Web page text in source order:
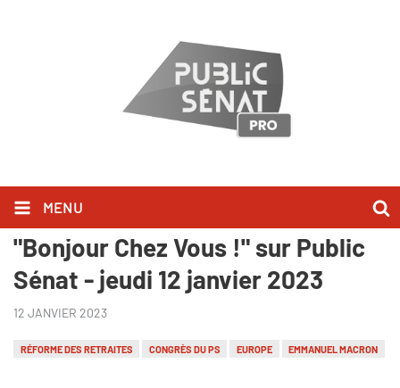
MENU
Stéphane Le Foll l'a dit dans
"Bonjour Chez Vous !" sur Public
Sénat - jeudi 12 janvier 2023
12 JANVIER 2023
RÉFORME DES RETRAITES CONGRÈS DU PS EUROPE EMMANUEL MACRON